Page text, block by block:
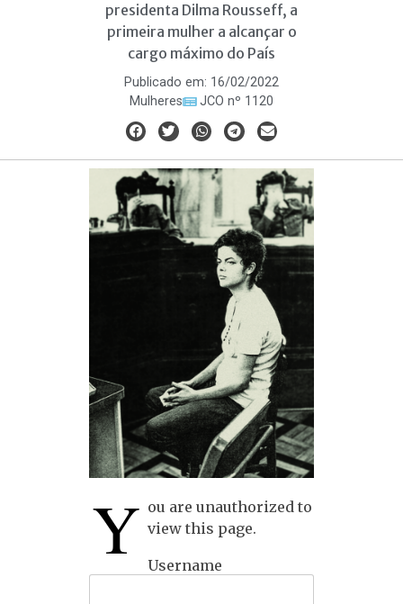
presidenta Dilma Rousseff, a
primeira mulher a alcançar o
cargo máximo do País
Publicado em: 16/02/2022
Mulheres
JCO nº 1120
Y ou are unauthorized to
view this page.
Username